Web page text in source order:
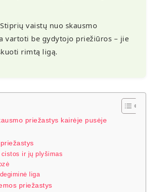
vaistų nuo skausmo
vartoti be gydytojo priežiūros – jie
rimtą ligą.
priežastys kairėje pusėje
cistos ir jų plyšimas
liga
priežastys